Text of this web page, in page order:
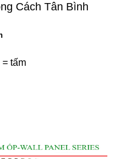
Cách Tân Bình
= tấm